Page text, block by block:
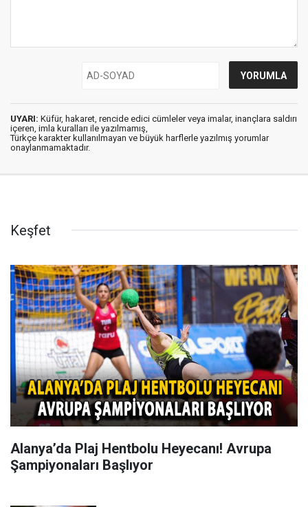
UYARI: Küfür, hakaret, rencide edici cümleler veya imalar, inançlara saldırı
içeren, imla kuralları ile yazılmamış,
Türkçe karakter kullanılmayan ve büyük harflerle yazılmış yorumlar
onaylanmamaktadır.
Keşfet
Alanya’da Plaj Hentbolu Heyecanı! Avrupa
Şampiyonaları Başlıyor